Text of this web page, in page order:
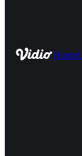
Home